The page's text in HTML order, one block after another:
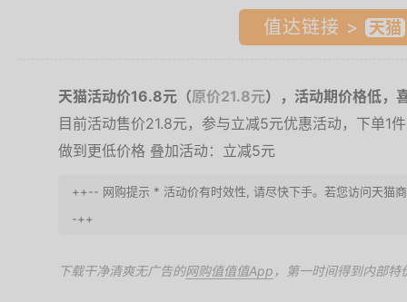
值达链接 >
天猫活动价16.8元（原价21.8元），活动期价格低，
目前活动售价21.8元，参与立减5元优惠活动，下单1
做到更低价格 叠加活动：立减5元
++-- 网购提示 * 活动价有时效性, 请尽快下手。若您访问天猫
-++
下载干净清爽无广告的网购值值值App ，第一时间得到内部特